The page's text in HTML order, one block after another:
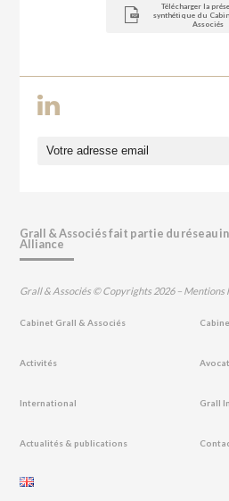
Télécharger la
synthétique du
Associés
Grall & Associés fait partie du réseau
Alliance
Grall & Associés © Copyrights 2026 – Mentions
Cabinet Grall & Associés
Activités
International Grall
Actualités & publications